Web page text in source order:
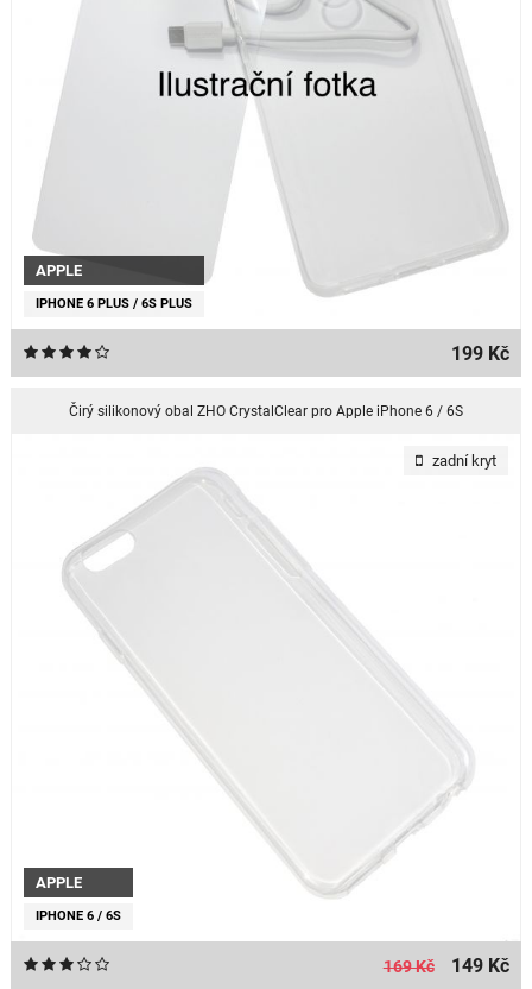
APPLE
IPHONE 6 PLUS / 6S PLUS
199 Kč
Čirý silikonový obal ZHO CrystalClear pro Apple iPhone 6 / 6S
APPLE
IPHONE 6 / 6S
zadní kryt
169 Kč 149 Kč